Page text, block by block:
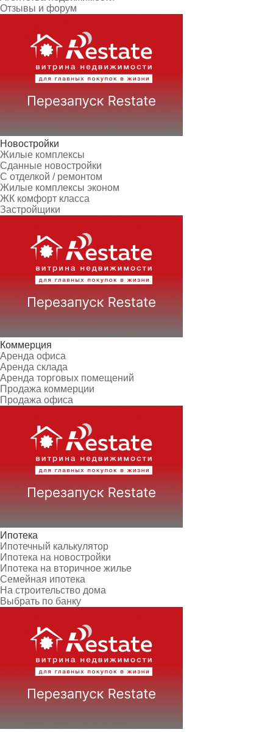
Отзывы и форум
Новостройки
Жилые комплексы
Сданные новостройки
С отделкой / ремонтом
Жилые комплексы эконом
ЖК комфорт класса
Застройщики
Коммерция
Аренда офиса
Аренда склада
Аренда торговых помещений
Продажа коммерции
Продажа офиса
Ипотека
Ипотечный калькулятор
Ипотека на новостройки
Ипотека на вторичное жилье
Семейная ипотека
На строительство дома
Выбрать по банку